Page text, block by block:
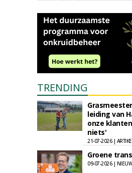
TRENDING
leiding van
onze
niets'
21-07-2026 |
Groene
09-07-2026 |